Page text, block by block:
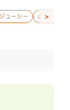
ューシー # チーズ
>